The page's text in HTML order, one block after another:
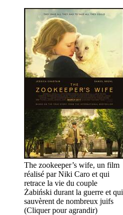
The zookeeper’s wife, un film
réalisé par Niki Caro et qui
retrace la vie du couple
Żabiński durant la guerre et qui
sauvèrent de nombreux juifs
(Cliquer pour agrandir)